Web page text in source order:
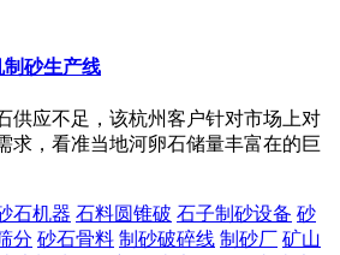
制砂生产线
供应不足，该杭州客户针对市场上对
求，看准当地河卵石储量丰富在的巨
石机器 石料圆锥破 石子制砂设备 砂
分 砂石骨料 制砂破碎线 制砂厂 矿山